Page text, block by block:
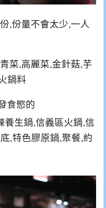
,份量不會太少,一人
菜,高麗菜,金針菇,芋
鍋料
食慾的